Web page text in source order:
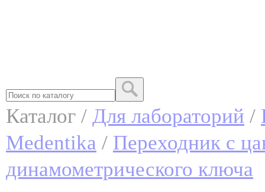
Каталог / Для лабораторий /
Medentika / Переходник с
динамометрического ключа